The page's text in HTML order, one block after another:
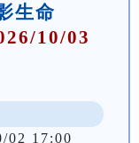
生命
10/03
02 17:00